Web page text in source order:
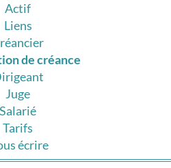
Actif
Liens
de créance
Juge
Salarié
Tarifs
écrire